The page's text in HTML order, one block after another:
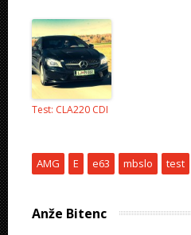
Test: CLA220 CDI
AMG E e63 mbslo test
Anže Bitenc